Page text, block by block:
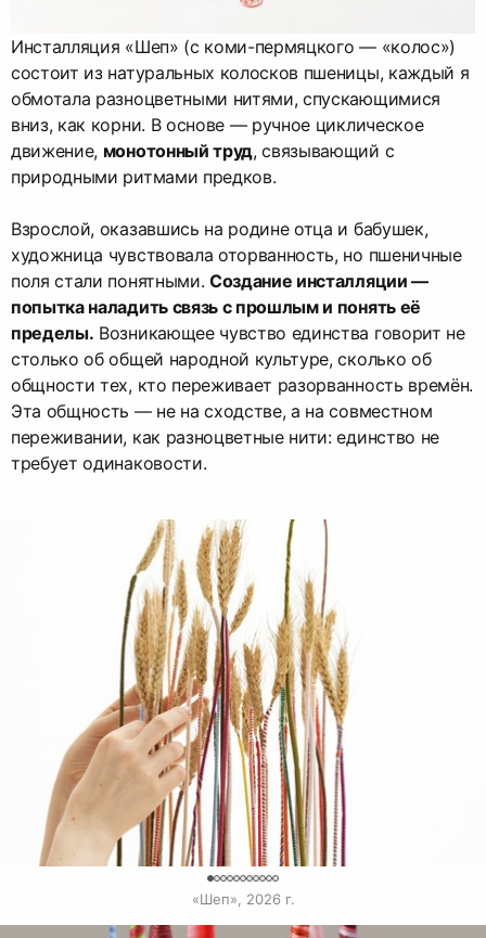
Инсталляция «Шеп» (с коми-пермяцкого — «колос»)
состоит из натуральных колосков пшеницы, каждый я
обмотала разноцветными нитями, спускающимися
вниз, как корни. В основе — ручное циклическое
движение, монотонный труд, связывающий с
природными ритмами предков.
Взрослой, оказавшись на родине отца и бабушек,
художница чувствовала оторванность, но пшеничные
поля стали понятными. Создание инсталляции —
попытка наладить связь с прошлым и понять её
пределы. Возникающее чувство единства говорит не
столько об общей народной культуре, сколько об
общности тех, кто переживает разорванность времён.
Эта общность — не на сходстве, а на совместном
переживании, как разноцветные нити: единство не
требует одинаковости.
«Шеп», 2026 г.